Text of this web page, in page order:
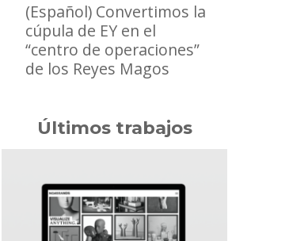
(Español) Convertimos la
cúpula de EY en el
“centro de operaciones”
de los Reyes Magos
Últimos trabajos